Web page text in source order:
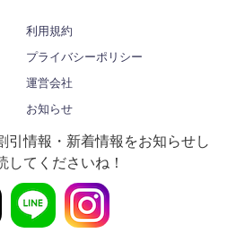
利用規約
プライバシーポリシー
運営会社
お知らせ
引情報・新着情報をお知らせし
してくださいね！